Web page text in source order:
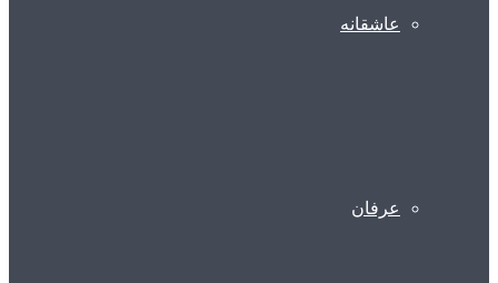
عاشقانه
عرفان